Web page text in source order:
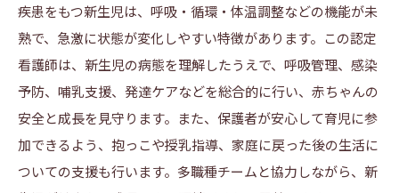
疾患をもつ新生児は、呼吸・循環・体温調整などの機能が未
熟で、急激に状態が変化しやすい特徴があります。この認定
看護師は、新生児の病態を理解したうえで、呼吸管理、感染
予防、哺乳支援、発達ケアなどを総合的に行い、赤ちゃんの
安全と成長を見守ります。また、保護者が安心して育児に参
加できるよう、抱っこや授乳指導、家庭に戻った後の生活に
ついての支援も行います。多職種チームと協力しながら、新